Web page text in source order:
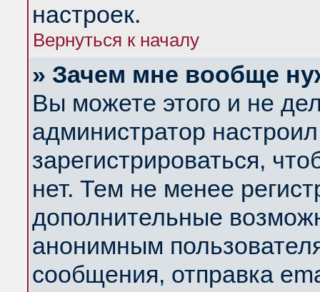
настроек.
Вернуться к началу
» Зачем мне вообще
Вы можете этого и не
администратор
зарегистрироваться,
нет. Тем не менее
дополнительные
анонимным
сообщения, отправка